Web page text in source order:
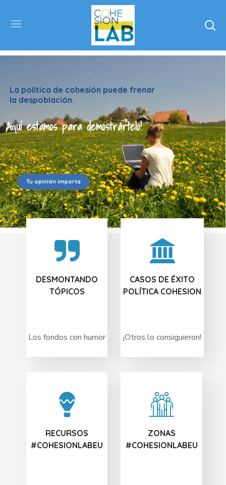
La política de cohesión puede frenar
Tu opinión importa
¡Aquí estamos para demostrártelo!
la despoblación.
DESMONTANDO
TÓPICOS
Los fondos con humor
CASOS DE ÉXITO
POLÍTICA COHESION
¡Otros lo consiguieron!
RECURSOS
#COHESIONLABEU
ZONAS
#COHESIONLABEU